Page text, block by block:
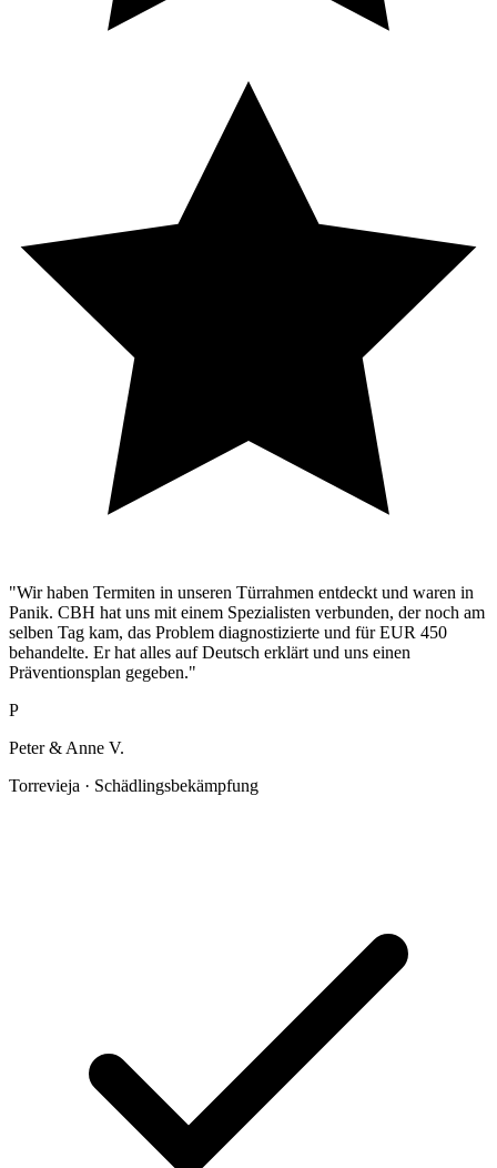
"Wir haben Termiten in unseren Türrahmen entdeckt und waren in
Panik. CBH hat uns mit einem Spezialisten verbunden, der noch am
selben Tag kam, das Problem diagnostizierte und für EUR 450
behandelte. Er hat alles auf Deutsch erklärt und uns einen
Präventionsplan gegeben."
P
Peter & Anne V.
Torrevieja · Schädlingsbekämpfung